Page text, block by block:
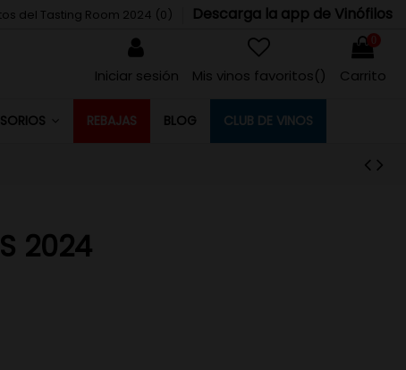
del Tasting Room 2024 (0) Descarga la app de Vinófilos
Iniciar sesión Mis vinos favoritos() Carrito
REBAJAS BLOG CLUB DE VINOS
2024